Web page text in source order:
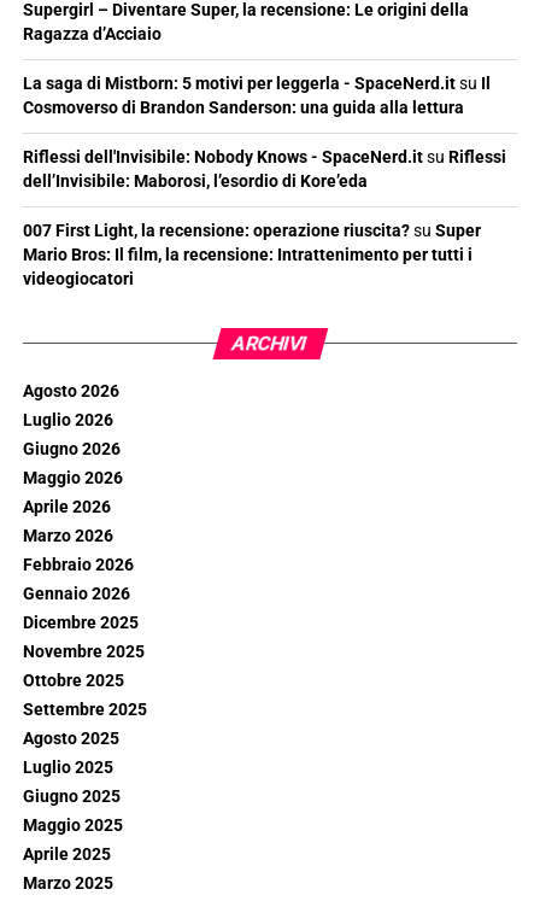
Supergirl – Diventare Super, la recensione: Le origini della
Ragazza d’Acciaio
La saga di Mistborn: 5 motivi per leggerla - SpaceNerd.itsu Il
Cosmoverso di Brandon Sanderson: una guida alla lettura
Riflessi dell'Invisibile: Nobody Knows - SpaceNerd.itsu Riflessi
dell’Invisibile: Maborosi, l’esordio di Kore’eda
007 First Light, la recensione: operazione riuscita?su Super
Mario Bros: Il film, la recensione: Intrattenimento per tutti i
videogiocatori
ARCHIVI
Agosto 2026
Luglio 2026
Giugno 2026
Maggio 2026
Aprile 2026
Marzo 2026
Febbraio 2026
Gennaio 2026
Dicembre 2025
Novembre 2025
Ottobre 2025
Settembre 2025
Agosto 2025
Luglio 2025
Giugno 2025
Maggio 2025
Aprile 2025
Marzo 2025